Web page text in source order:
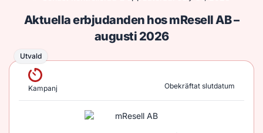
Aktuella erbjudanden hos mResell AB –
augusti 2026
Utvald
Utvald
Kampanj Obekräftat slutdatum